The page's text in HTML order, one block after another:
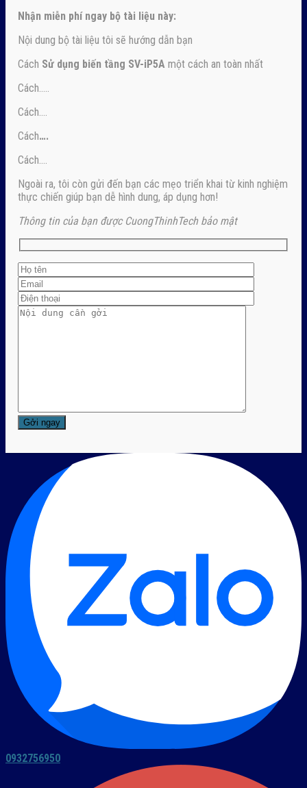
Nhận miễn phí ngay bộ tài liệu này:
Nội dung bộ tài liệu tôi sẽ hướng dẫn bạn
Cách Sử dụng biến tầng SV-iP5A một cách an toàn nhất
Cách…..
Cách….
Cách….
Cách….
Ngoài ra, tôi còn gửi đến bạn các mẹo triển khai từ kinh nghiệm
thực chiến giúp bạn dễ hình dung, áp dụng hơn!
Thông tin của bạn được CuongThinhTech bảo mật
0932756950